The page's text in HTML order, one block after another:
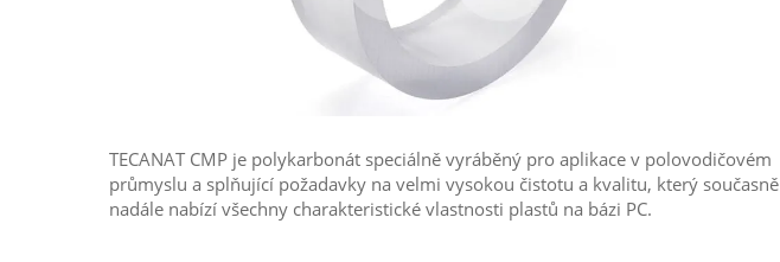
TECANAT CMP je polykarbonát speciálně vyráběný pro aplikace v polovodičovém
průmyslu a splňující požadavky na velmi vysokou čistotu a kvalitu, který současně
nadále nabízí všechny charakteristické vlastnosti plastů na bázi PC.